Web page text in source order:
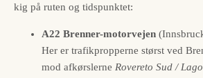
kig på ruten og tidspunktet:
A22 Brenner-motorvejen
Her er trafikpropperne størst ved
mod afkørslerne Rovereto Sud /